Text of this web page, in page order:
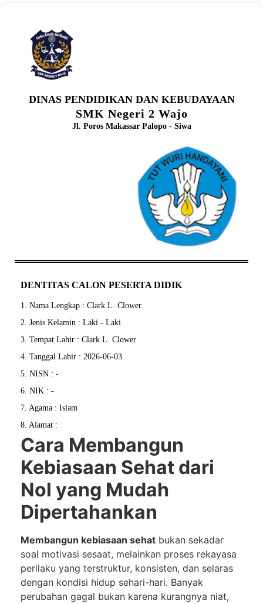
DINAS PENDIDIKAN DAN KEBUDAYAAN
SMK Negeri 2 Wajo
Jl. Poros Makassar Palopo - Siwa
DENTITAS CALON PESERTA DIDIK
1. Nama Lengkap : Clark L. Clower
2. Jenis Kelamin : Laki - Laki
3. Tempat Lahir : Clark L. Clower
4. Tanggal Lahir : 2026-06-03
5. NISN : -
6. NIK : -
7. Agama : Islam
8. Alamat :
Cara Membangun
Kebiasaan Sehat dari
Nol yang Mudah
Dipertahankan
Membangun kebiasaan sehat bukan sekadar
soal motivasi sesaat, melainkan proses rekayasa
perilaku yang terstruktur, konsisten, dan selaras
dengan kondisi hidup sehari-hari. Banyak
perubahan gagal bukan karena kurangnya niat,